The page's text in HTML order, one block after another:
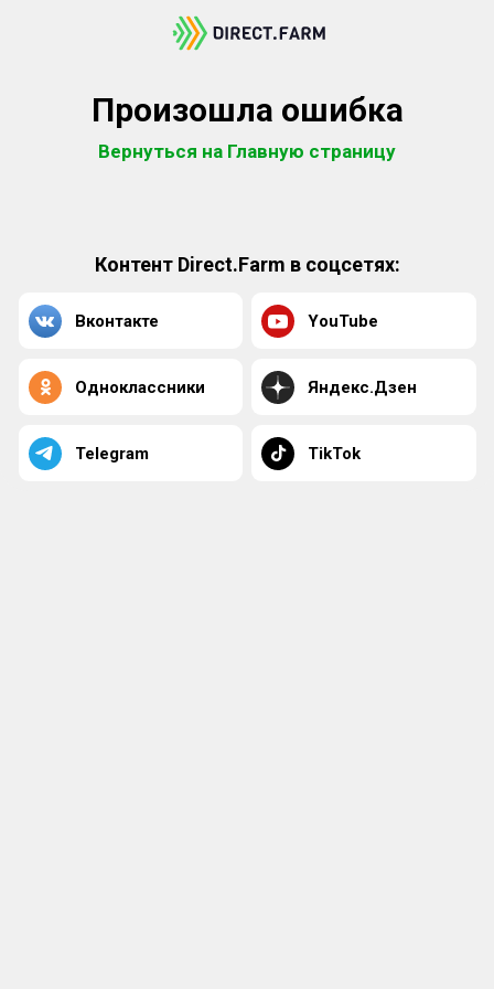
Произошла ошибка
Вернуться на Главную страницу
Контент Direct.Farm в соцсетях:
Вконтакте YouTube
Одноклассники Яндекс.Дзен
Telegram TikTok